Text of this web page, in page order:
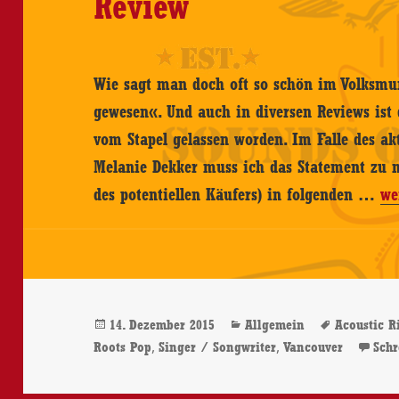
Wie sagt man doch oft so schön im
gewesen«. Und auch in diversen Reviews
vom Stapel gelassen worden. Im Falle des
Melanie Dekker muss ich das Statement zu
des potentiellen Käufers) in folgenden …
–
–
Veröffentlicht
am
14. Dezember 2015 Kategorien
Allgemein Acoustic
Roots Pop,Singer / Songwriter,Vancouver